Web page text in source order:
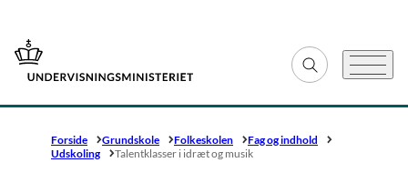
Gå til forsiden Fold søgefelt ud
Menu
Forside Grundskole Folkeskolen
Fag og indhold
Udskoling
Talentklasser i idræt og musik